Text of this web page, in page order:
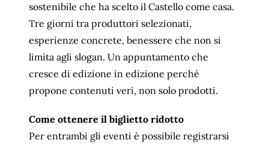
sostenibile che ha scelto il Castello come casa.
Tre giorni tra produttori selezionati,
esperienze concrete, benessere che non si
limita agli slogan. Un appuntamento che
cresce di edizione in edizione perché
propone contenuti veri, non solo prodotti.
Come ottenere il biglietto ridotto
Per entrambi gli eventi è possibile registrarsi